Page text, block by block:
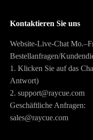
Kontaktieren Sie uns
Website-Live-Chat
Bestellanfragen/
1. Klicken Sie auf das
Antwort)
2. support@raycue.com
Geschäftliche Anfragen:
sales@raycue.com